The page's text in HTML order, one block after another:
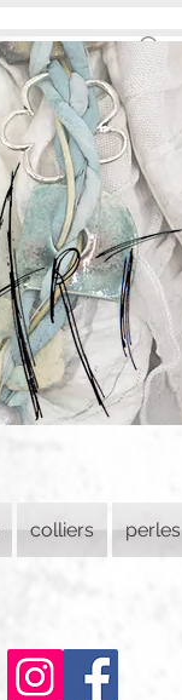
colliers perles